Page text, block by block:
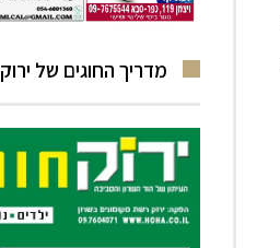
מדריך החוגים של ירוק